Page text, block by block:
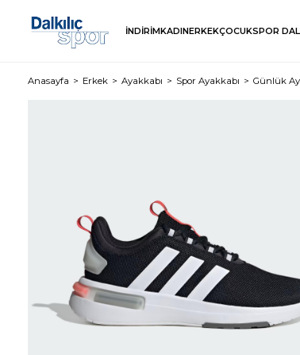
İNDİRİMKADINERKEKÇOCUKSPOR
Anasayfa Erkek Ayakkabı Spor Ayakkabı Günlük